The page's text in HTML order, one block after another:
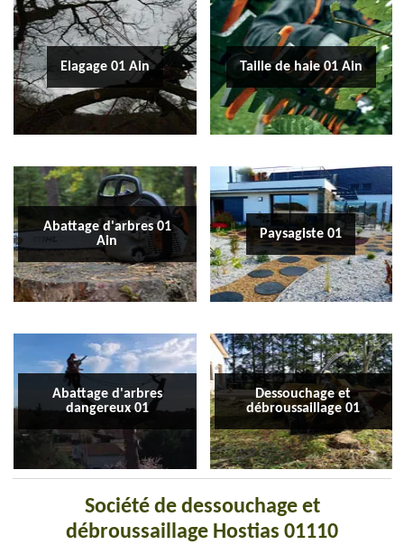
Elagage 01 Ain Taille de haie 01 Ain
Abattage d'arbres 01
Ain
Paysagiste 01
Abattage d'arbres
dangereux 01
Dessouchage et
débroussaillage 01
Société de dessouchage et
débroussaillage Hostias 01110